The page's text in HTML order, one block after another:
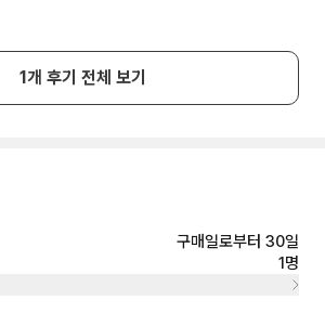
1개 후기 전체 보기
구매일로부터 30일
1명